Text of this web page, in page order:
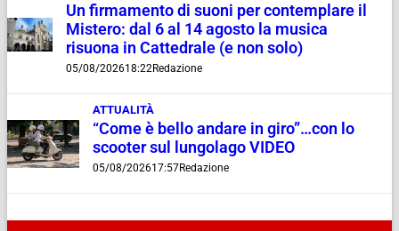
Un firmamento di suoni per contemplare il
Mistero: dal 6 al 14 agosto la musica
risuona in Cattedrale (e non solo)
05/08/202618:22Redazione
ATTUALITÀ
“Come è bello andare in giro”…con lo
scooter sul lungolago VIDEO
05/08/202617:57Redazione